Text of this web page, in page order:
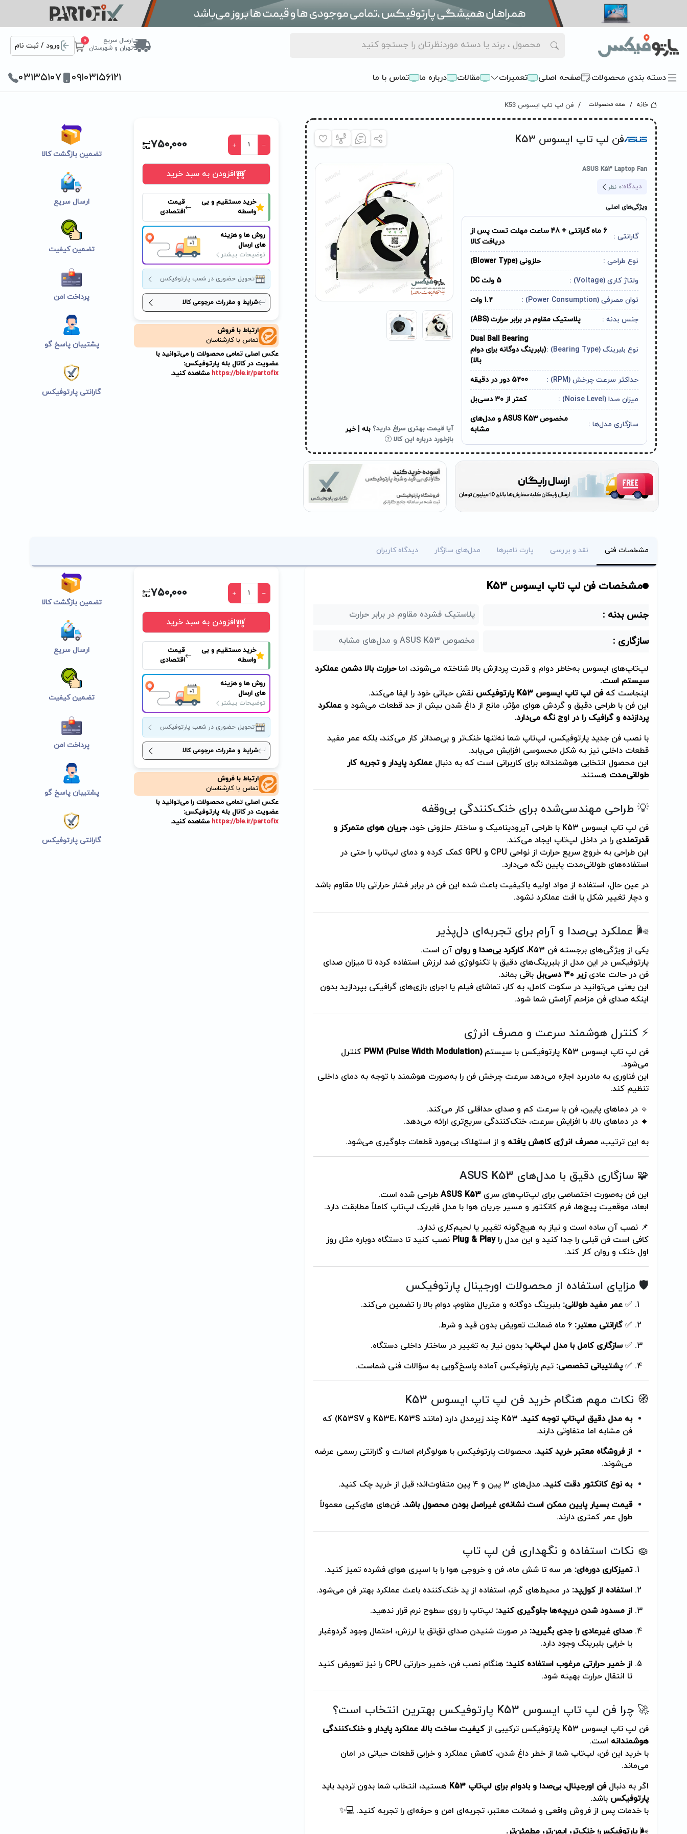
ارسال سریع
تهران و شهرستان
0
ورود / ثبت نام
دسته بندی محصولات صفحه اصلی تعمیرات مقالات درباره ما تماس با ما ۰۹۱۰۳۱۵۶۱۲۱ ۰۳۱۳۵۱۰۷
خانه همه محصولات فن لپ تاپ ایسوس K53
فن لپ تاپ ایسوس K53
ASUS K53 Laptop Fan
دیدگاه:0 نظر
ویژگی‌های اصلی
گارانتی :
6 ماه گارانتی + 48 ساعت مهلت تست پس از
دریافت کالا
نوع طراحی :
حلزونی (Blower Type)
ولتاژ کاری (Voltage) :
5 ولت DC
توان مصرفی (Power Consumption) :
1.2 وات
جنس بدنه :
پلاستیک مقاوم در برابر حرارت (ABS)
نوع بلبرینگ (Bearing Type) :
Dual Ball Bearing
(بلبرینگ دوگانه برای دوام
بالا)
حداکثر سرعت چرخش (RPM) :
5200 دور در دقیقه
میزان صدا (Noise Level) :
کمتر از ۳۰ دسی‌بل
سازگاری مدل‌ها :
مخصوص ASUS K53 و مدل‌های
مشابه
آیا قیمت بهتری سراغ دارید؟ بله
خیر
بازخورد درباره این کالا
750,000
افزودن به سبد خرید
خرید مستقیم و بی
واسطه
قیمت
اقتصادی
روش ها و هزینه
های ارسال
توضیحات بیشتر
تحویل حضوری در شعب پارتوفیکس
شرایط و مقررات مرجوعی کالا
ارتباط با فروش
تماس با کارشناسان
عکس اصلی تمامی محصولات را می‌توانید با
عضویت در کانال بله پارتوفیکس:
https://ble.ir/partofix مشاهده کنید.
تضمین بازگشت کالا
ارسال سریع
تضمین کیفیت
پرداخت امن
پشتیبان پاسخ گو
گارانتی پارتوفیکس
مشخصات فنی نقد و بررسی پارت نامبرها مدل‌های سازگار دیدگاه کاربران
750,000
افزودن به سبد خرید
خرید مستقیم و بی
واسطه
قیمت
اقتصادی
روش ها و هزینه
های ارسال
توضیحات بیشتر
تحویل حضوری در شعب پارتوفیکس
شرایط و مقررات مرجوعی کالا
ارتباط با فروش
تماس با کارشناسان
عکس اصلی تمامی محصولات را می‌توانید با
عضویت در کانال بله پارتوفیکس:
https://ble.ir/partofix مشاهده کنید.
تضمین بازگشت کالا
ارسال سریع
تضمین کیفیت
پرداخت امن
پشتیبان پاسخ گو
گارانتی پارتوفیکس
مشخصات فن لپ تاپ ایسوس K53
جنس بدنه : پلاستیک فشرده مقاوم در برابر حرارت
سازگاری : مخصوص ASUS K53 و مدل‌های مشابه
لپ‌تاپ‌های ایسوس به‌خاطر دوام و قدرت پردازش بالا شناخته می‌شوند، اماحرارت بالا دشمن عملکرد
سیستم است.
اینجاست کهفن لپ تاپ ایسوس K53 پارتوفیکس
نقش حیاتی خود را ایفا می‌کند.
این فن با طراحی دقیق و گردش هوای مؤثر، مانع از داغ شدن بیش از حد قطعات می‌شود وعملکرد
پردازنده و گرافیک را در اوج نگه می‌دارد.
با نصب فن جدید پارتوفیکس، لپ‌تاپ شما نه‌تنها خنک‌تر و بی‌صدا‌تر کار می‌کند، بلکه عمر مفید
قطعات داخلی نیز به شکل محسوسی افزایش می‌یابد.
این محصول انتخابی هوشمندانه برای کاربرانی است که به دنبالعملکرد پایدار و تجربه کار
طولانی‌مدت هستند.
💡 طراحی مهندسی‌شده برای خنک‌کنندگی بی‌وقفه
فن لپ تاپ ایسوس K53 با طراحی آیرودینامیک و ساختار حلزونی خود،
جریان هوای متمرکز و
قدرتمندی را در داخل لپ‌تاپ ایجاد می‌کند.
این طراحی به خروج سریع حرارت از نواحی CPU و GPU کمک کرده و دمای لپ‌تاپ را حتی در
استفاده‌های طولانی‌مدت پایین نگه می‌دارد.
در عین حال، استفاده از مواد اولیه باکیفیت باعث شده این فن در برابر فشار حرارتی بالا مقاوم باشد
و دچار تغییر شکل یا افت عملکرد نشود.
🌬️ عملکرد بی‌صدا و آرام برای تجربه‌ای دل‌پذیر
یکی از ویژگی‌های برجسته فن K53، کارکرد بی‌صدا و روان آن است.
پارتوفیکس در این مدل از بلبرینگ‌های دقیق با تکنولوژی ضد لرزش استفاده کرده تا میزان صدای
فن در حالت عادیزیر ۳۰ دسی‌بل
باقی بماند.
این یعنی می‌توانید در سکوت کامل، به کار، تماشای فیلم یا اجرای بازی‌های گرافیکی بپردازید بدون
اینکه صدای فن مزاحم آرامش شما شود.
⚡ کنترل هوشمند سرعت و مصرف انرژی
فن لپ تاپ ایسوس K53 پارتوفیکس با سیستم PWM (Pulse Width Modulation) کنترل
می‌شود.
این فناوری به مادربرد اجازه می‌دهد سرعت چرخش فن را به‌صورت هوشمند با توجه به دمای داخلی
تنظیم کند.
🔹 در دماهای پایین، فن با سرعت کم و صدای حداقلی کار می‌کند.
🔹 در دماهای بالا، با افزایش سرعت، خنک‌کنندگی سریع‌تری ارائه می‌دهد.
به این ترتیب،مصرف انرژی کاهش یافته و از استهلاک بی‌مورد قطعات جلوگیری می‌شود.
🧩 سازگاری دقیق با مدل‌های ASUS K53
این فن به‌صورت اختصاصی برای لپ‌تاپ‌های سریASUS K53 طراحی شده است.
ابعاد، موقعیت پیچ‌ها، فرم کانکتور و مسیر جریان هوا با مدل فابریک لپ‌تاپ کاملاً مطابقت دارد.
📌 نصب آن ساده است و نیاز به هیچ‌گونه تغییر یا لحیم‌کاری ندارد.
کافی است فن قبلی را جدا کنید و این مدل راPlug & Play نصب کنید تا دستگاه دوباره مثل روز
اول خنک و روان کار کند.
🛡️ مزایای استفاده از محصولات اورجینال پارتوفیکس
✅عمر مفید طولانی: بلبرینگ دوگانه و متریال مقاوم، دوام بالا را تضمین می‌کند.
✅گارانتی معتبر: ۶ ماه ضمانت تعویض بدون قید و شرط.
✅سازگاری کامل با مدل لپ‌تاپ: بدون نیاز به تغییر در ساختار داخلی دستگاه.
✅پشتیبانی تخصصی: تیم پارتوفیکس آماده پاسخ‌گویی به سؤالات فنی شماست.
🧭 نکات مهم هنگام خرید فن لپ تاپ ایسوس K53
به مدل دقیق لپ‌تاپ توجه کنید.
K53 چند زیرمدل دارد (مانند K53E، K53S و K53SV) که
فن مشابه اما متفاوتی دارند.
از فروشگاه معتبر خرید کنید. محصولات پارتوفیکس با هولوگرام اصالت و گارانتی رسمی عرضه
می‌شوند.
به نوع کانکتور دقت کنید. مدل‌های ۳ پین و ۴ پین متفاوت‌اند؛ قبل از خرید چک کنید.
قیمت بسیار پایین ممکن است نشانه‌ی غیراصل بودن محصول باشد. فن‌های های‌کپی معمولاً
طول عمر کمتری دارند.
🧽 نکات استفاده و نگهداری فن لپ تاپ
تمیزکاری دوره‌ای: هر سه تا شش ماه، فن و خروجی هوا را با اسپری هوای فشرده تمیز کنید.
استفاده از کول‌پد: در محیط‌های گرم، استفاده از پد خنک‌کننده باعث عملکرد بهتر فن می‌شود.
از مسدود شدن دریچه‌ها جلوگیری کنید: لپ‌تاپ را روی سطوح نرم قرار ندهید.
صدای غیرعادی را جدی بگیرید: در صورت شنیدن صدای تق‌تق یا لرزش، احتمال وجود گردوغبار
یا خرابی بلبرینگ وجود دارد.
از خمیر حرارتی مرغوب استفاده کنید:
هنگام نصب فن، خمیر حرارتی CPU را نیز تعویض کنید
تا انتقال حرارت بهینه شود.
🚀 چرا فن لپ تاپ ایسوس K53 پارتوفیکس بهترین انتخاب است؟
فن لپ تاپ ایسوس K53 پارتوفیکس ترکیبی از
کیفیت ساخت بالا، عملکرد پایدار و خنک‌کنندگی
هوشمندانه است.
با خرید این فن، لپ‌تاپ شما از خطر داغ شدن، کاهش عملکرد و خرابی قطعات حیاتی در امان
می‌ماند.
اگر به دنبالفن اورجینال، بی‌صدا و بادوام برای لپ‌تاپ K53
هستید، انتخاب شما بدون تردید باید
پارتوفیکس باشد.
با خدمات پس از فروش واقعی و ضمانت معتبر، تجربه‌ای امن و حرفه‌ای را تجربه کنید. 💻✨
🌬️پارتوفیکس؛ خنک‌تر، ایمن‌تر، مطمئن‌تر.